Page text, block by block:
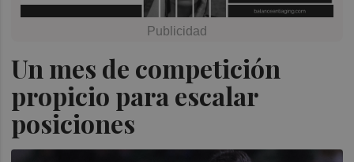
Un mes de competición
propicio para escalar
posiciones